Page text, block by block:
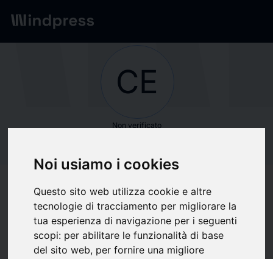
Noi usiamo i cookies
Questo sito web utilizza cookie e altre
tecnologie di tracciamento per migliorare la
tua esperienza di navigazione per i seguenti
scopi: per abilitare le funzionalità di base
del sito web, per fornire una migliore
Network/Società
CE
Non verificato
Corporation
Segui aggiornamenti